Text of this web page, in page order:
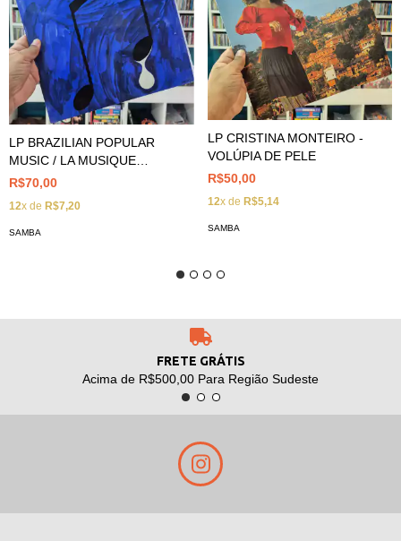
LP BRAZILIAN POPULAR
MUSIC / LA MUSIQUE
POPULAIRE BRÉSILIENNE /
- VOL. 2
R$70,00
12x de R$7,20
SAMBA
LP CRISTINA MONTEIRO -
VOLÚPIA DE PELE
R$50,00
12x de R$5,14
SAMBA
FRETE GRÁTIS
Acima de R$500,00 Para Região Sudeste